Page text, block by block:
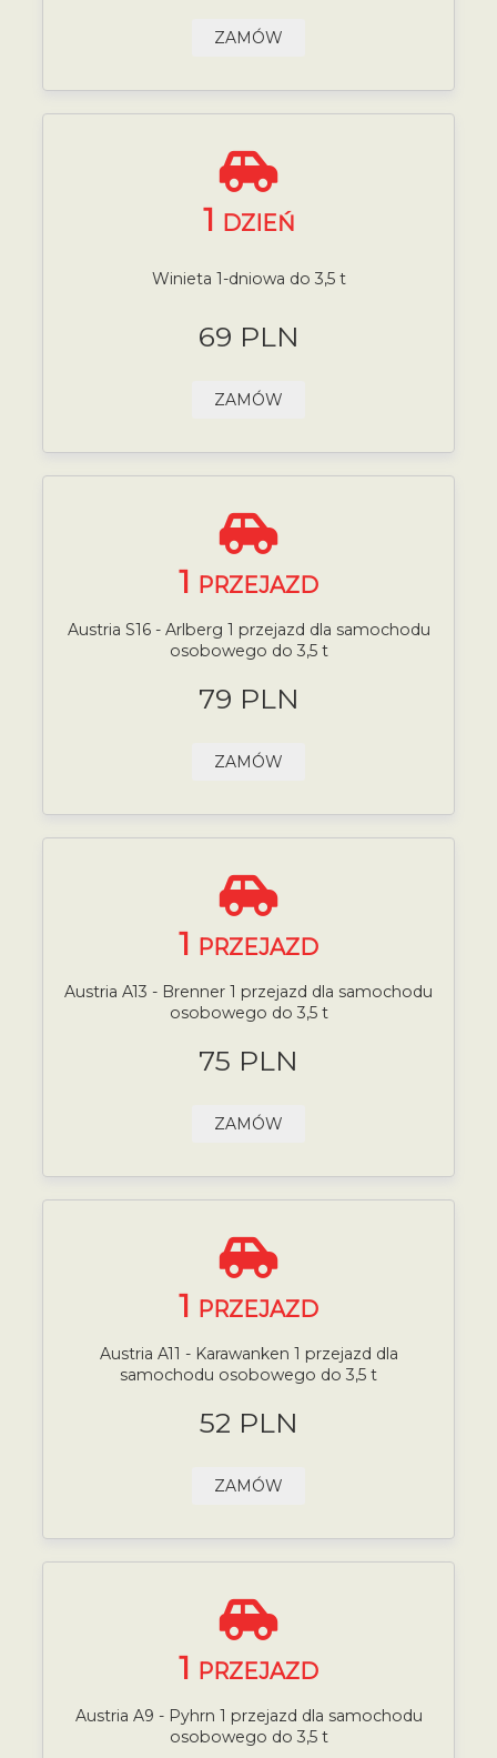
ZAMÓW
1 DZIEŃ
Winieta 1-dniowa do 3,5 t
69 PLN
ZAMÓW
1 PRZEJAZD
Austria S16 - Arlberg 1 przejazd dla samochodu
osobowego do 3,5 t
79 PLN
ZAMÓW
1 PRZEJAZD
Austria A13 - Brenner 1 przejazd dla samochodu
osobowego do 3,5 t
75 PLN
ZAMÓW
1 PRZEJAZD
Austria A11 - Karawanken 1 przejazd dla
samochodu osobowego do 3,5 t
52 PLN
ZAMÓW
1 PRZEJAZD
Austria A9 - Pyhrn 1 przejazd dla samochodu
osobowego do 3,5 t